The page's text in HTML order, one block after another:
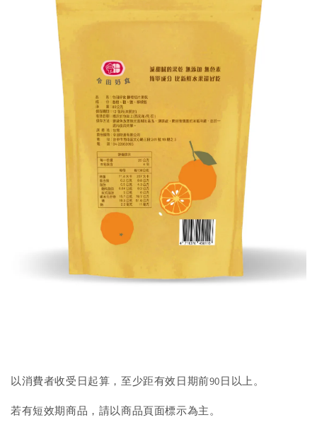
以消費者收受日起算，至少距有效日期前90日以上。
若有短效期商品，請以商品頁面標示為主。